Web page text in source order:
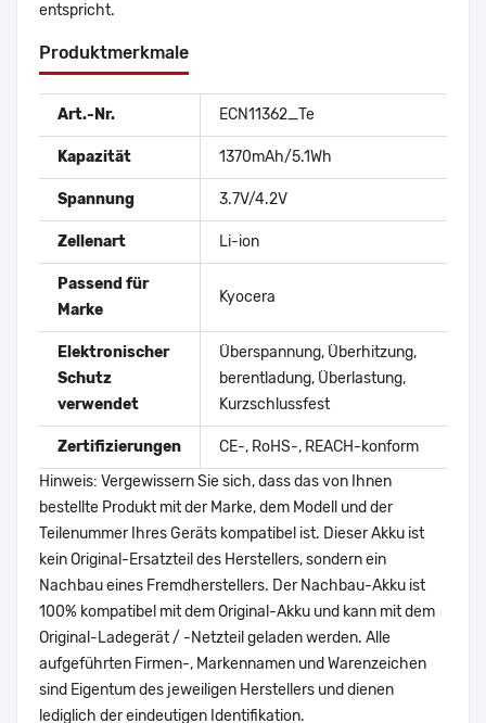
entspricht.
Produktmerkmale
Art.-Nr. ECN11362_Te
Kapazität 1370mAh/5.1Wh
Spannung 3.7V/4.2V
Zellenart Li-ion
Passend für
Marke
Kyocera
Elektronischer
Schutz
verwendet
Überspannung, Überhitzung,
berentladung, Überlastung,
Kurzschlussfest
Zertifizierungen
CE-, RoHS-, REACH-konform
Hinweis: Vergewissern Sie sich, dass das von Ihnen
bestellte Produkt mit der Marke, dem Modell und der
Teilenummer Ihres Geräts kompatibel ist. Dieser Akku ist
kein Original-Ersatzteil des Herstellers, sondern ein
Nachbau eines Fremdherstellers. Der Nachbau-Akku ist
100% kompatibel mit dem Original-Akku und kann mit dem
Original-Ladegerät / -Netzteil geladen werden. Alle
aufgeführten Firmen-, Markennamen und Warenzeichen
sind Eigentum des jeweiligen Herstellers und dienen
lediglich der eindeutigen Identifikation.